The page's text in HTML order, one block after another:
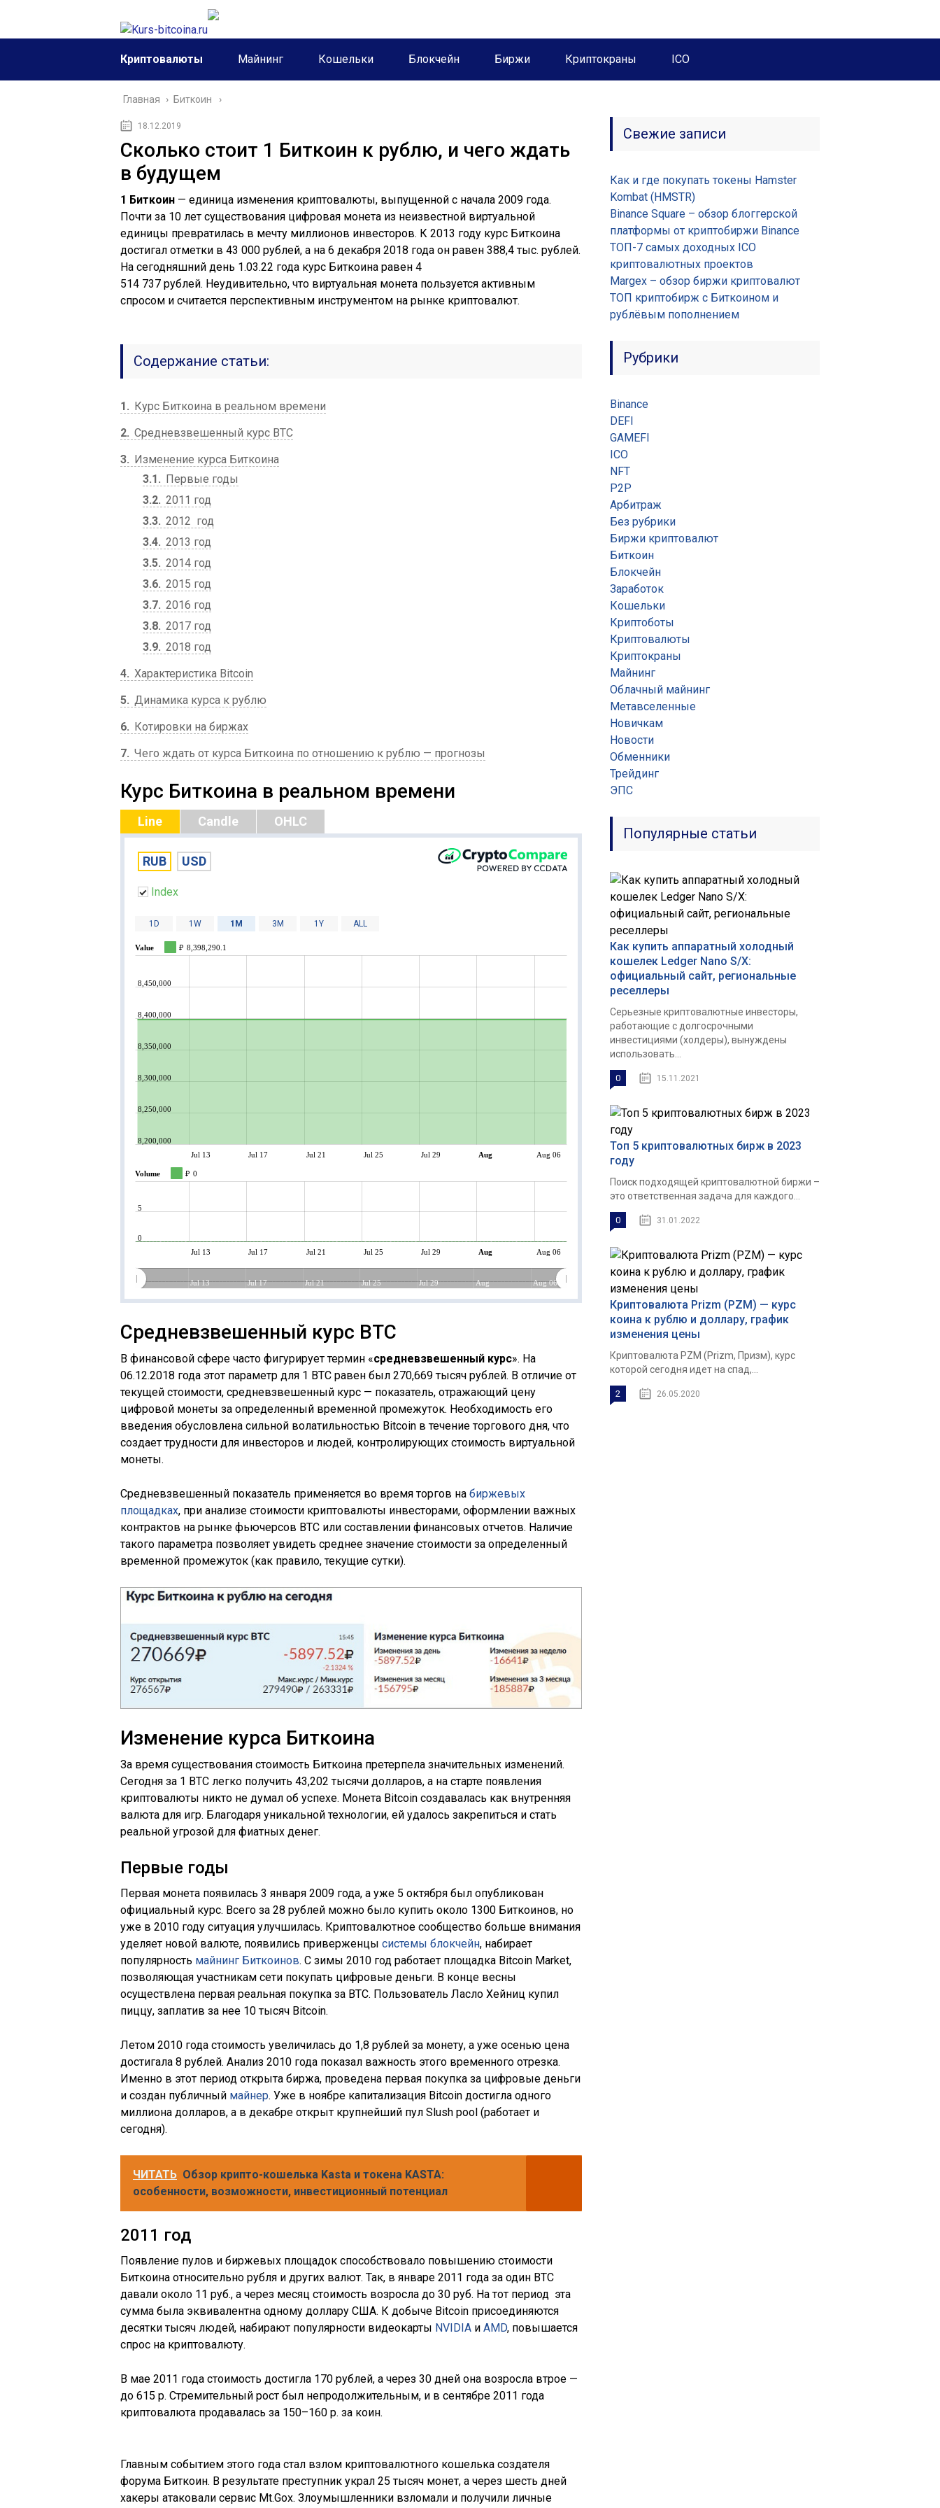
Криптовалюты Майнинг Кошельки Блокчейн Биржи Криптокраны ICO
Главная › Биткоин
18.12.2019
Сколько стоит 1 Биткоин к рублю, и чего ждать
в будущем
1 Биткоин — единица изменения криптовалюты, выпущенной с начала 2009 года.
Почти за 10 лет существования цифровая монета из неизвестной виртуальной
единицы превратилась в мечту миллионов инвесторов. К 2013 году курс Биткоина
достигал отметки в 43 000 рублей, а на 6 декабря 2018 года он равен 388,4 тыс. рублей.
На сегодняшний день 1.03.22 года курс Биткоина равен 4
514 737 рублей. Неудивительно, что виртуальная монета пользуется активным
спросом и считается перспективным инструментом на рынке криптовалют.
Содержание статьи:
1
Курс Биткоина в реальном времени
2 Средневзвешенный курс BTC
3
Изменение курса Биткоина
3.1
Первые годы
3.2 2011 год
3.3 2012 год
3.4 2013 год
3.5 2014 год
3.6 2015 год
3.7 2016 год
3.8 2017 год
3.9 2018 год
4 Характеристика Bitcoin
5 Динамика курса к рублю
6
Котировки на биржах
7 Чего ждать от курса Биткоина по отношению к рублю — прогнозы
Курс Биткоина в реальном времени
Line Candle OHLC
RUB USD
Index
1D 1W 1M 3M 1Y ALL
Value ₽ 8,398,290.1
Jul 13 Jul 17 Jul 21 Jul 25 Jul 29 Aug Aug 06
8,200,000
8,250,000
8,300,000
8,350,000
8,400,000
8,450,000
Volume ₽ 0
Jul 13 Jul 17 Jul 21 Jul 25 Jul 29 Aug Aug 06
0
5
Jul 13 Jul 17 Jul 21 Jul 25 Jul 29 Aug Aug 06
Средневзвешенный курс BTC
В финансовой сфере часто фигурирует термин «средневзвешенный курс». На
06.12.2018 года этот параметр для 1 BTC равен был 270,669 тысяч рублей. В отличие от
текущей стоимости, средневзвешенный курс — показатель, отражающий цену
цифровой монеты за определенный временной промежуток. Необходимость его
введения обусловлена сильной волатильностью Bitcoin в течение торгового дня, что
создает трудности для инвесторов и людей, контролирующих стоимость виртуальной
монеты.
Средневзвешенный показатель применяется во время торгов на биржевых
площадках, при анализе стоимости криптовалюты инвесторами, оформлении важных
контрактов на рынке фьючерсов BTC или составлении финансовых отчетов. Наличие
такого параметра позволяет увидеть среднее значение стоимости за определенный
временной промежуток (как правило, текущие сутки).
Изменение курса Биткоина
За время существования стоимость Биткоина претерпела значительных изменений.
Сегодня за 1 BTC легко получить 43,202 тысячи долларов, а на старте появления
криптовалюты никто не думал об успехе. Монета Bitcoin создавалась как внутренняя
валюта для игр. Благодаря уникальной технологии, ей удалось закрепиться и стать
реальной угрозой для фиатных денег.
Первые годы
Первая монета появилась 3 января 2009 года, а уже 5 октября был опубликован
официальный курс. Всего за 28 рублей можно было купить около 1300 Биткоинов, но
уже в 2010 году ситуация улучшилась. Криптовалютное сообщество больше внимания
уделяет новой валюте, появились приверженцы системы блокчейн, набирает
популярность майнинг Биткоинов. С зимы 2010 год работает площадка Bitcoin Market,
позволяющая участникам сети покупать цифровые деньги. В конце весны
осуществлена первая реальная покупка за BTC. Пользователь Ласло Хейниц купил
пиццу, заплатив за нее 10 тысяч Bitcoin.
Летом 2010 года стоимость увеличилась до 1,8 рублей за монету, а уже осенью цена
достигала 8 рублей. Анализ 2010 года показал важность этого временного отрезка.
Именно в этот период открыта биржа, проведена первая покупка за цифровые деньги
и создан публичный майнер. Уже в ноябре капитализация Bitcoin достигла одного
миллиона долларов, а в декабре открыт крупнейший пул Slush pool (работает и
сегодня).
ЧИТАТЬ Обзор крипто-кошелька Kasta и токена KASTA:
особенности, возможности, инвестиционный потенциал
2011 год
Появление пулов и биржевых площадок способствовало повышению стоимости
Биткоина относительно рубля и других валют. Так, в январе 2011 года за один BTC
давали около 11 руб., а через месяц стоимость возросла до 30 руб. На тот период эта
сумма была эквивалентна одному доллару США. К добыче Bitcoin присоединяются
десятки тысяч людей, набирают популярности видеокарты NVIDIA и AMD, повышается
спрос на криптовалюту.
В мае 2011 года стоимость достигла 170 рублей, а через 30 дней она возросла втрое —
до 615 р. Стремительный рост был непродолжительным, и в сентябре 2011 года
криптовалюта продавалась за 150–160 р. за коин.
Главным событием этого года стал взлом криптовалютного кошелька создателя
форума Биткоин. В результате преступник украл 25 тысяч монет, а через шесть дней
хакеры атаковали сервис Mt.Gox. Злоумышленники взломали и получили личные
Свежие записи
Как и где покупать токены Hamster
Kombat (HMSTR)
Binance Square – обзор блоггерской
платформы от криптобиржи Binance
ТОП-7 самых доходных ICO
криптовалютных проектов
Margex – обзор биржи криптовалют
ТОП криптобирж с Биткоином и
рублёвым пополнением
Рубрики
Binance
DEFI
GAMEFI
ICO
NFT
P2P
Арбитраж
Без рубрики
Биржи криптовалют
Биткоин
Блокчейн
Заработок
Кошельки
Криптоботы
Криптовалюты
Криптокраны
Майнинг
Облачный майнинг
Метавселенные
Новичкам
Новости
Обменники
Трейдинг
ЭПС
Популярные статьи
Как купить аппаратный холодный
кошелек Ledger Nano S/X:
официальный сайт, региональные
реселлеры
Серьезные криптовалютные инвесторы,
работающие с долгосрочными
инвестициями (холдеры), вынуждены
использовать...
0 15.11.2021
Топ 5 криптовалютных бирж в 2023
году
Поиск подходящей криптовалютной биржи –
это ответственная задача для каждого...
0 31.01.2022
Криптовалюта Prizm (PZM) — курс
коина к рублю и доллару, график
изменения цены
Криптовалюта PZM (Prizm, Призм), курс
которой сегодня идет на спад,...
2 26.05.2020